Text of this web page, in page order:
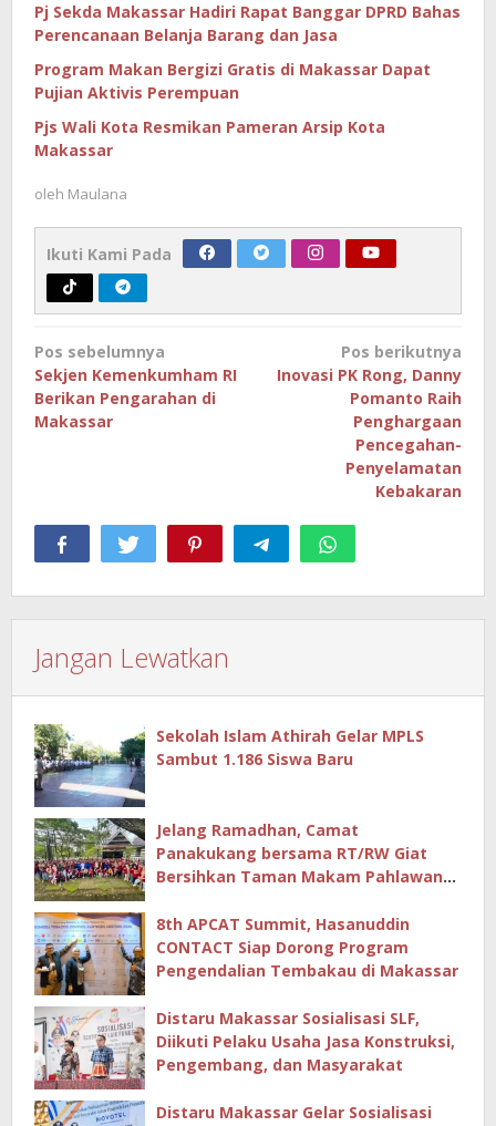
Pj Sekda Makassar Hadiri Rapat Banggar DPRD Bahas
Perencanaan Belanja Barang dan Jasa
Program Makan Bergizi Gratis di Makassar Dapat
Pujian Aktivis Perempuan
Pjs Wali Kota Resmikan Pameran Arsip Kota
Makassar
oleh Maulana
Ikuti Kami Pada
Navigasi
pos
Pos sebelumnya
Sekjen Kemenkumham RI
Berikan Pengarahan di
Makassar
Pos berikutnya
Inovasi PK Rong, Danny
Pomanto Raih
Penghargaan
Pencegahan-
Penyelamatan
Kebakaran
Jangan Lewatkan
Sekolah Islam Athirah Gelar MPLS
Sambut 1.186 Siswa Baru
Jelang Ramadhan, Camat
Panakukang bersama RT/RW Giat
Bersihkan Taman Makam Pahlawan
8th APCAT Summit, Hasanuddin
CONTACT Siap Dorong Program
Pengendalian Tembakau di Makassar
Distaru Makassar Sosialisasi SLF,
Diikuti Pelaku Usaha Jasa Konstruksi,
Pengembang, dan Masyarakat
Distaru Makassar Gelar Sosialisasi